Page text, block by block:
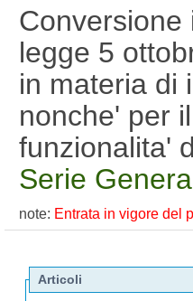
Conversione
legge 5
in materia di
nonche' per
funzionalita'
Serie
note: Entrata in vigore del